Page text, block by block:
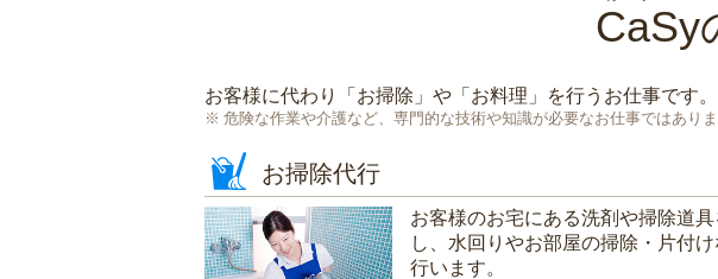
CaSy
お客様に代わり「 お掃除 」や「 お料理 」を行うお仕事です
危険な作業や介護など、専門的な技術や知識が必要なお仕事ではありま
お掃除代行
お客様のお宅にある洗剤や掃除道具
し、水回りやお部屋の掃除・片付
行います。